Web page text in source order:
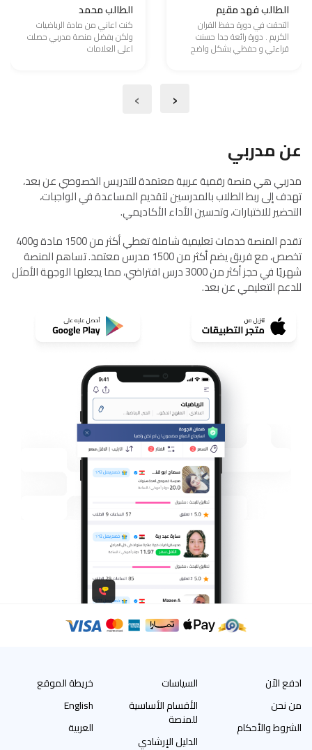
الطالب فهد مقيم
التحقت في دورة حفظ القران
الكريم . دورة رائعة جدا حسنت
قراءتي و حفظي بشكل واضح
الطالب محمد
كنت اعاني من مادة الرياضيات
ولكن بفضل منصة مدربي حصلت
اعلى العلامات
‹
›
عن مدربي
مدربي هي منصة رقمية عربية معتمدة للتدريس الخصوصي عن بعد،
تهدف إلى ربط الطلاب بالمدرسين لتقديم المساعدة في الواجبات،
التحضير للاختبارات، وتحسين الأداء الأكاديمي.
تقدم المنصة خدمات تعليمية شاملة تغطي أكثر من 1500 مادة و400
تخصص، مع فريق يضم أكثر من 1500 مدرس معتمد. تساهم المنصة
شهريًا في حجز أكثر من 3000 درس افتراضي، مما يجعلها الوجهة الأمثل
للدعم التعليمي عن بعد.
ادفع الاّن
من نحن
الشروط والأحكام
السياسات
الأقسام الأساسية
للمنصة
الدليل الإرشادي
خريطة الموقع
English
العربية